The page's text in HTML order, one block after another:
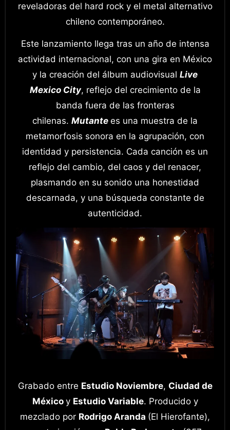
reveladoras del hard rock y el metal alternativo
chileno contemporáneo.
Este lanzamiento llega tras un año de intensa
actividad internacional, con una gira en México
y la creación del álbum audiovisual Live
Mexico City, reflejo del crecimiento de la
banda fuera de las fronteras
chilenas. Mutante es una muestra de la
metamorfosis sonora en la agrupación, con
identidad y persistencia. Cada canción es un
reflejo del cambio, del caos y del renacer,
plasmando en su sonido una honestidad
descarnada, y una búsqueda constante de
autenticidad.
Grabado entre Estudio Noviembre, Ciudad de
México y Estudio Variable. Producido y
mezclado por Rodrigo Aranda (El Hierofante),